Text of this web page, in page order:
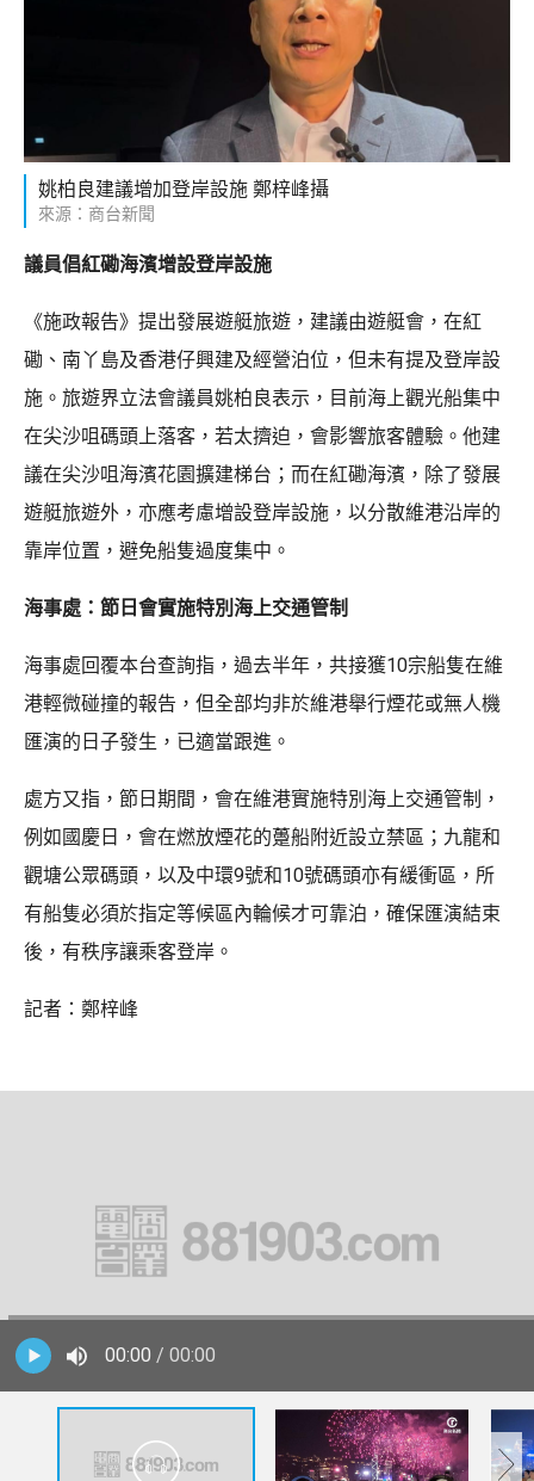
姚柏良建議增加登岸設施 鄭梓峰攝
來源：商台新聞
議員倡紅磡海濱增設登岸設施
《施政報告》提出發展遊艇旅遊，建議由遊艇會，在紅
磡、南丫島及香港仔興建及經營泊位，但未有提及登岸設
施。旅遊界立法會議員姚柏良表示，目前海上觀光船集中
在尖沙咀碼頭上落客，若太擠迫，會影響旅客體驗。他建
議在尖沙咀海濱花園擴建梯台；而在紅磡海濱，除了發展
遊艇旅遊外，亦應考慮增設登岸設施，以分散維港沿岸的
靠岸位置，避免船隻過度集中。
海事處：節日會實施特別海上交通管制
海事處回覆本台查詢指，過去半年，共接獲10宗船隻在維
港輕微碰撞的報告，但全部均非於維港舉行煙花或無人機
匯演的日子發生，已適當跟進。
處方又指，節日期間，會在維港實施特別海上交通管制，
例如國慶日，會在燃放煙花的躉船附近設立禁區；九龍和
觀塘公眾碼頭，以及中環9號和10號碼頭亦有緩衝區，所
有船隻必須於指定等候區內輪候才可靠泊，確保匯演結束
後，有秩序讓乘客登岸。
記者：鄭梓峰
00:00 / 00:00